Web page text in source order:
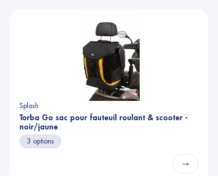
Splash
Torba Go sac pour fauteuil roulant & scooter -
noir/jaune
3 options
→